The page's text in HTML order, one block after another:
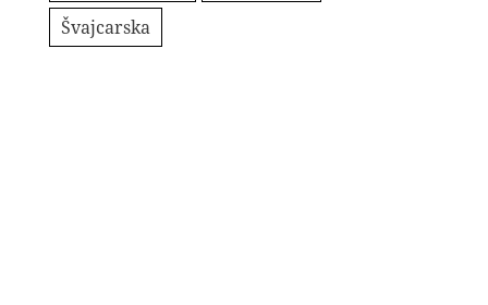
Švajcarska